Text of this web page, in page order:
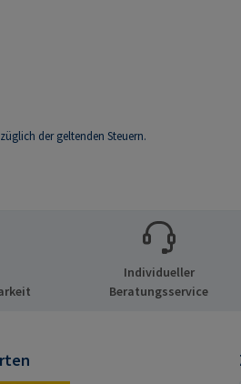
der geltenden Steuern.
Individueller
Beratungsservice